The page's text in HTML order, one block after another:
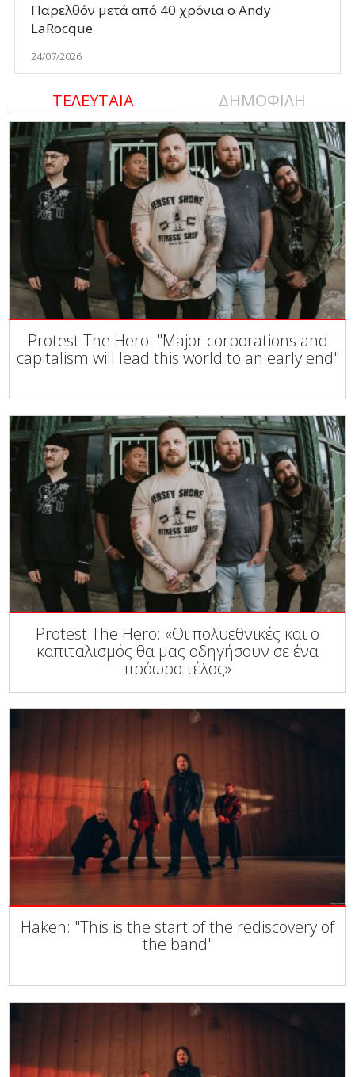
Παρελθόν μετά από 40 χρόνια ο Andy
LaRocque
24/07/2026
ΤΕΛΕΥΤΑΙΑ ΔΗΜΟΦΙΛΗ
Protest The Hero: "Major corporations and
capitalism will lead this world to an early end"
Protest The Hero: «Οι πολυεθνικές και ο
καπιταλισμός θα μας οδηγήσουν σε ένα
πρόωρο τέλος»
Haken: "This is the start of the rediscovery of
the band"